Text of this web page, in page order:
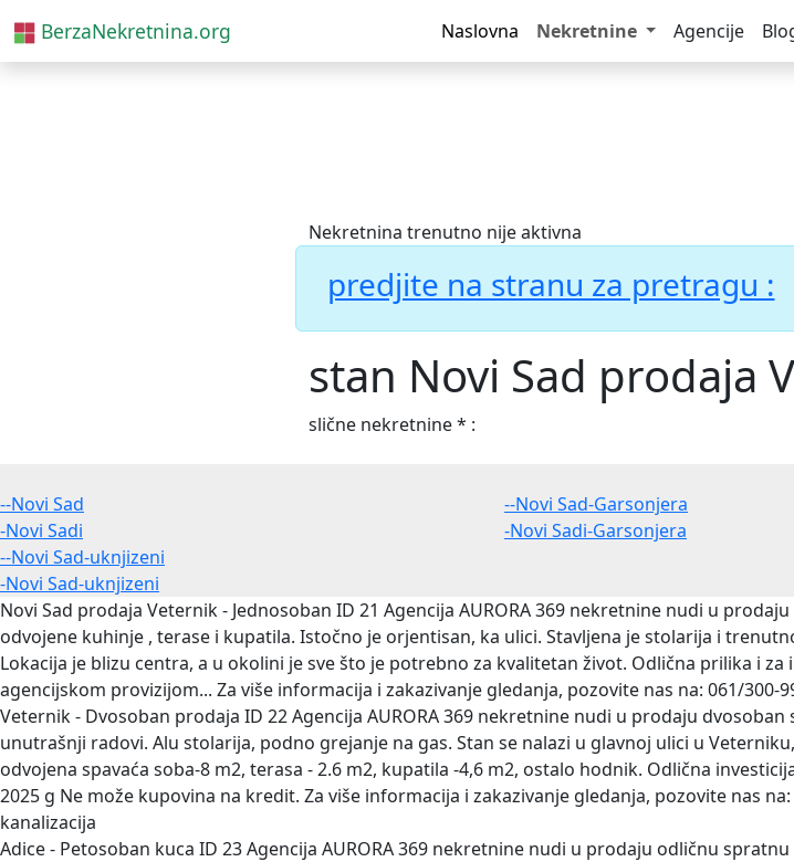
BerzaNekretnina.org Naslovna Nekretnine Agencije
Nekretnina trenutno nije aktivna
predjite na stranu za pretragu :
stan Novi Sad prodaja
slične nekretnine * :
--Novi Sad
-Novi Sadi
--Novi Sad-uknjizeni
-Novi Sad-uknjizeni
--Novi Sad-Garsonjera
-Novi Sadi-Garsonjera
Novi Sad prodaja Veternik - Jednosoban ID 21 Agencija AURORA 369 nekretnine nudi u
odvojene kuhinje , terase i kupatila. Istočno je orjentisan, ka ulici. Stavljena je stolarija i
Lokacija je blizu centra, a u okolini je sve što je potrebno za kvalitetan život. Odlična prilika i
agencijskom provizijom... Za više informacija i zakazivanje gledanja, pozovite nas na: 061/
Veternik - Dvosoban prodaja ID 22 Agencija AURORA 369 nekretnine nudi u prodaju
unutrašnji radovi. Alu stolarija, podno grejanje na gas. Stan se nalazi u glavnoj ulici u
odvojena spavaća soba-8 m2, terasa - 2.6 m2, kupatila -4,6 m2, ostalo hodnik. Odlična
2025 g Ne može kupovina na kredit. Za više informacija i zakazivanje gledanja, pozovite nas
kanalizacija
Adice - Petosoban kuca ID 23 Agencija AURORA 369 nekretnine nudi u prodaju odličnu